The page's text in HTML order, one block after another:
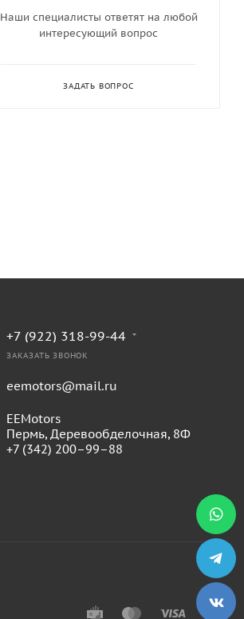
Наши специалисты ответят на любой
интересующий вопрос
ЗАДАТЬ ВОПРОС
+7 (922) 318-99-44
ЗАКАЗАТЬ ЗВОНОК
eemotors@mail.ru
EEMotors
Пермь, Деревообделочная, 8Ф
+7 (342) 200–99–88